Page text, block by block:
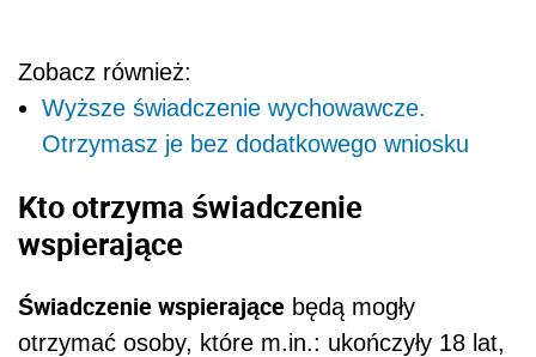
Zobacz również:
Wyższe świadczenie wychowawcze.
Otrzymasz je bez dodatkowego wniosku
Kto otrzyma świadczenie
wspierające
Świadczenie wspierające będą mogły
otrzymać osoby, które m.in.: ukończyły 18 lat,